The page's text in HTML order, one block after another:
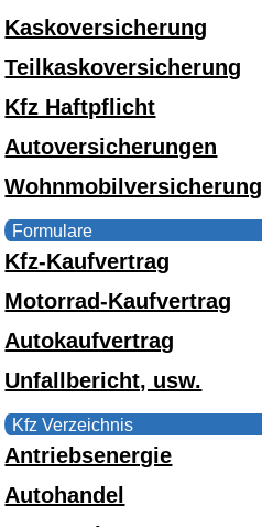
Kaskoversicherung
Teilkaskoversicherung
Kfz Haftpflicht
Autoversicherungen
Wohnmobilversicherung
Formulare
Kfz-Kaufvertrag
Motorrad-Kaufvertrag
Autokaufvertrag
Unfallbericht, usw.
Kfz Verzeichnis
Antriebsenergie
Autohandel